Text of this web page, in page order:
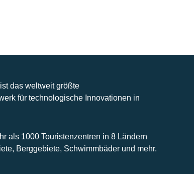
das weltweit größte
für technologische Innovationen in
als 1000 Touristenzentren in 8 Ländern
Berggebiete, Schwimmbäder und mehr.